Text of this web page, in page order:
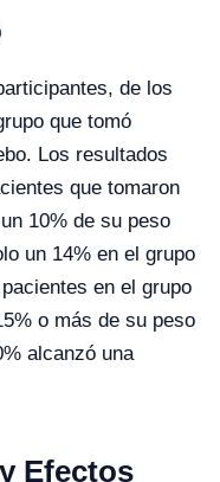
de los
que tomó
Los resultados
que tomaron
10% de su peso
un 14% en el grupo
en el grupo
o más de su peso
alcanzó una
Efectos